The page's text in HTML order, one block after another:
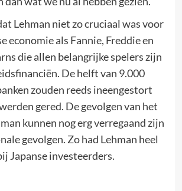
Lehman niet zo cruciaal was voor
economie als Fannie, Freddie en
die allen belangrijke spelers zijn
De helft van 9.000
zouden reeds ineengestort
gered. De gevolgen van het
kunnen nog erg verregaand zijn
gevolgen. Zo had Lehman heel
Japanse investeerders.